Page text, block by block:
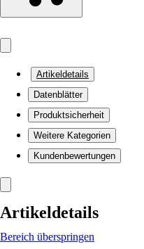
Artikeldetails
Datenblätter
Produktsicherheit
Weitere Kategorien
Kundenbewertungen
Artikeldetails
Bereich überspringen